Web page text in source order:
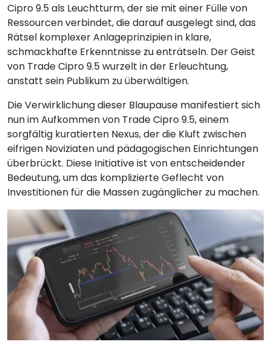
Cipro 9.5 als Leuchtturm, der sie mit einer Fülle von
Ressourcen verbindet, die darauf ausgelegt sind, das
Rätsel komplexer Anlageprinzipien in klare,
schmackhafte Erkenntnisse zu enträtseln. Der Geist
von Trade Cipro 9.5 wurzelt in der Erleuchtung,
anstatt sein Publikum zu überwältigen.
Die Verwirklichung dieser Blaupause manifestiert sich
nun im Aufkommen von Trade Cipro 9.5, einem
sorgfältig kuratierten Nexus, der die Kluft zwischen
eifrigen Noviziaten und pädagogischen Einrichtungen
überbrückt. Diese Initiative ist von entscheidender
Bedeutung, um das komplizierte Geflecht von
Investitionen für die Massen zugänglicher zu machen.